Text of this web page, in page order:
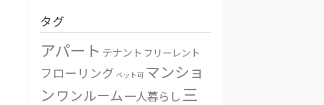
タグ
アパート テナント フリーレント
フローリング ペット可 マンショ
ン ワンルーム 一人暮らし 三